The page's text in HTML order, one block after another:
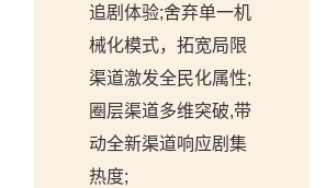
追剧体验;舍弃单一机
械化模式，拓宽局限
渠道激发全民化属性;
圈层渠道多维突破,带
动全新渠道响应剧集
热度;